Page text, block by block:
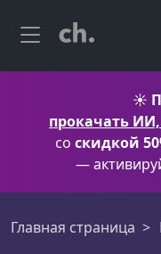
☀️
прокачать ИИ,
со скидкой
—
Главная страница